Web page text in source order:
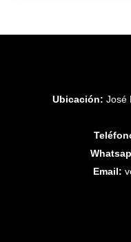
Ubicación: José
Email: